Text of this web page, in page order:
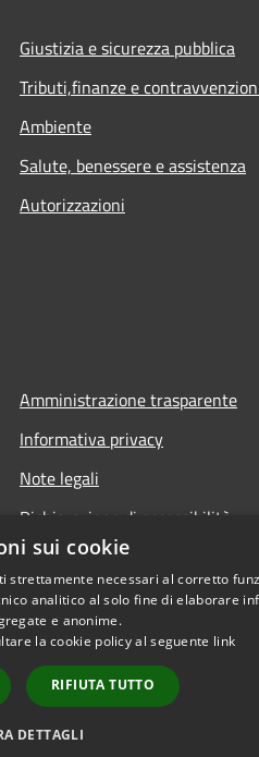
Giustizia e sicurezza pubblica
Tributi,finanze e
Ambiente
Salute, benessere e assistenza
Autorizzazioni
Amministrazione trasparente
Informativa privacy
Note legali
Dichiarazione di accessibilità
Copyright © 2026 • Comune
sui cookie
strettamente necessari al corretto
analitico al solo fine di elaborare
e anonime.
la cookie policy al seguente link
RIFIUTA TUTTO
DETTAGLI